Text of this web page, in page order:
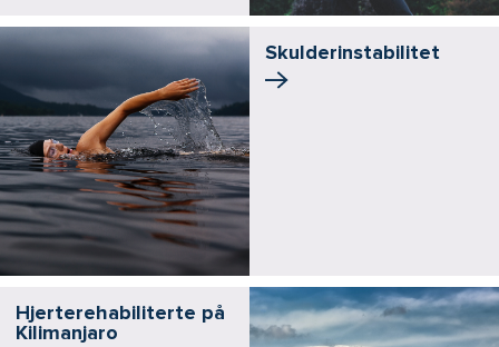
Skulder­instabilitet
Hjerterehabiliterte på
Kilimanjaro